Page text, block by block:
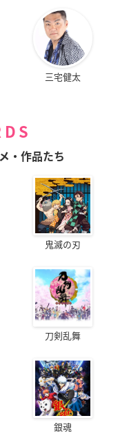
三宅健太
・作品たち
鬼滅の刃
刀剣乱舞
銀魂